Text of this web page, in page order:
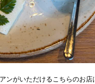
ンがいただけるこちらのお